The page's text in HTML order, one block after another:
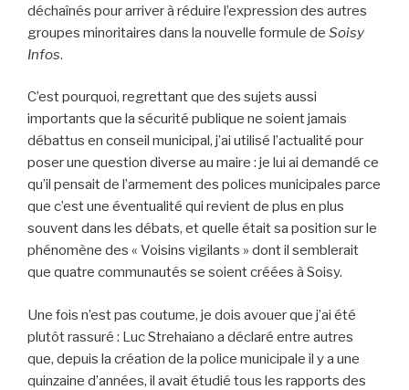
déchaînés pour arriver à réduire l’expression des autres
groupes minoritaires dans la nouvelle formule de Soisy
Infos.
C’est pourquoi, regrettant que des sujets aussi
importants que la sécurité publique ne soient jamais
débattus en conseil municipal, j’ai utilisé l’actualité pour
poser une question diverse au maire : je lui ai demandé ce
qu’il pensait de l’armement des polices municipales parce
que c’est une éventualité qui revient de plus en plus
souvent dans les débats, et quelle était sa position sur le
phénomène des « Voisins vigilants » dont il semblerait
que quatre communautés se soient créées à Soisy.
Une fois n’est pas coutume, je dois avouer que j’ai été
plutôt rassuré : Luc Strehaiano a déclaré entre autres
que, depuis la création de la police municipale il y a une
quinzaine d’années, il avait étudié tous les rapports des